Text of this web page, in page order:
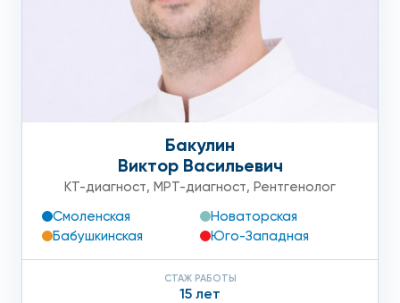
Бакулин
Виктор Васильевич
КТ-диагност, МРТ-диагност, Рентгенолог
Смоленская
Новаторская
Бабушкинская
Юго-Западная
СТАЖ РАБОТЫ
15 лет